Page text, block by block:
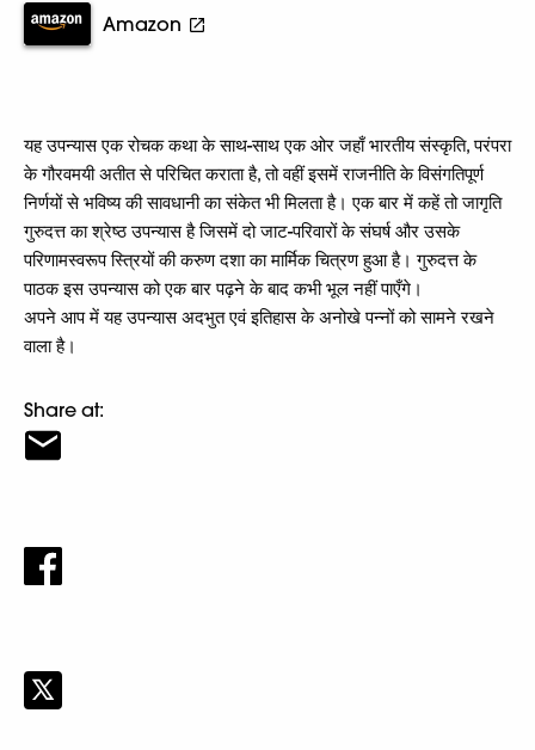
Amazon
यह उपन्यास एक रोचक कथा के साथ-साथ एक ओर जहाँ भारतीय संस्कृति, परंपरा
के गौरवमयी अतीत से परिचित कराता है, तो वहीं इसमें राजनीति के विसंगतिपूर्ण
निर्णयों से भविष्य की सावधानी का संकेत भी मिलता है। एक बार में कहें तो जागृति
गुरुदत्त का श्रेष्ठ उपन्यास है जिसमें दो जाट-परिवारों के संघर्ष और उसके
परिणामस्वरूप स्त्रियों की करुण दशा का मार्मिक चित्रण हुआ है। गुरुदत्त के
पाठक इस उपन्यास को एक बार पढ़ने के बाद कभी भूल नहीं पाएँगे।
अपने आप में यह उपन्यास अदभुत एवं इतिहास के अनोखे पन्नों को सामने रखने
वाला है।
Share at: